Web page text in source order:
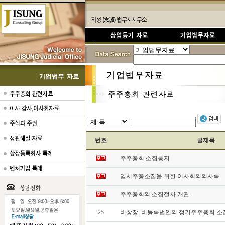
번호 글제목
주주총회 소집통지
임시주총소집을 위한 이사회의의사록
주주총회의 소집절차 개관
25 비상장, 비등록법인의 정기주주총회 소